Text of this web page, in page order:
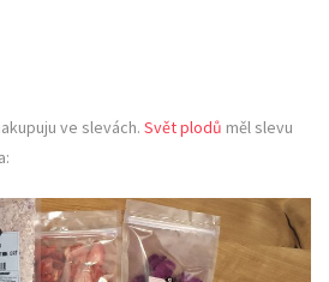
ve slevách. Svět plodů měl slevu